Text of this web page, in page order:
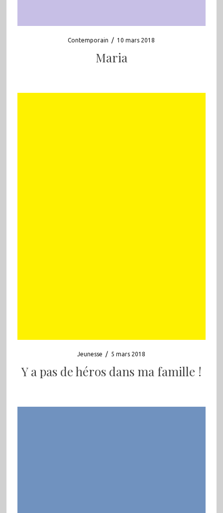
Contemporain / 10 mars 2018
Maria
Jeunesse / 5 mars 2018
Y a pas de héros dans ma famille !